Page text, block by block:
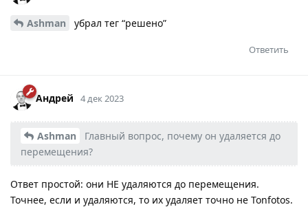
Ashman убрал тег “решено”
Ответить
Андрей 4 дек 2023
Ashman
Главный вопрос, почему он удаляется до
перемещения?
Ответ простой: они НЕ удаляются до перемещения.
Точнее, если и удаляются, то их удаляет точно не Tonfotos.